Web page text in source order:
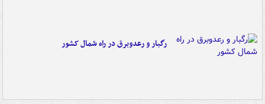
رگبار و رعدوبرق در راه شمال کشور